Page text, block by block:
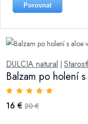
Porovnat
DULCIA natural |
Balzam po holení
16 € 20 €